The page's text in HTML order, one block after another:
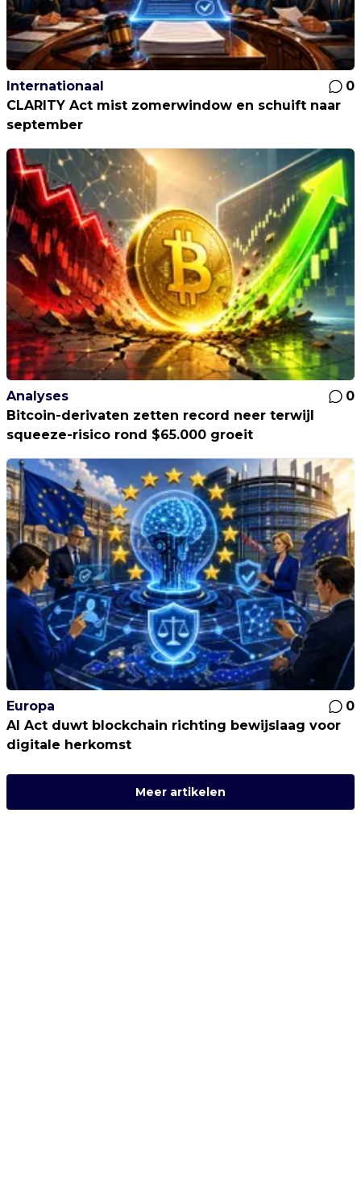
Internationaal
0
CLARITY Act mist zomerwindow en schuift naar
september
Analyses
0
Bitcoin-derivaten zetten record neer terwijl
squeeze-risico rond $65.000 groeit
Europa
0
AI Act duwt blockchain richting bewijslaag voor
digitale herkomst
Meer artikelen